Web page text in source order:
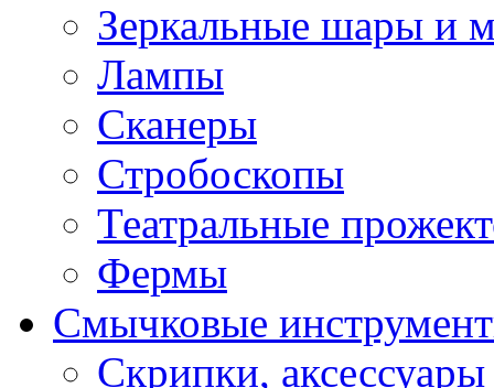
Зеркальные шары и
Лампы
Сканеры
Стробоскопы
Театральные
Фермы
Смычковые
Скрипки, аксессуары